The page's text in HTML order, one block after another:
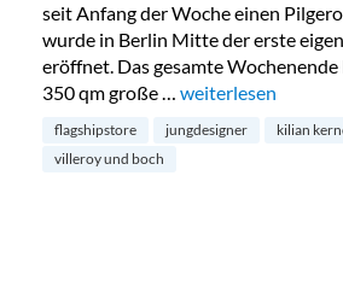
seit Anfang der Woche einen
wurde in Berlin Mitte der erste
eröffnet. Das gesamte
350 qm große … „Kilian Kerner
weiterlesen
flagshipstore jungdesigner
kilian
villeroy und boch